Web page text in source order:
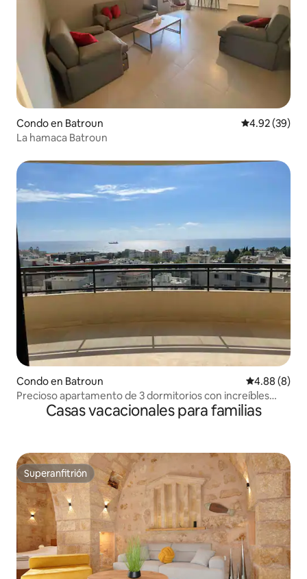
Condo en Batroun Calificación
4.92 (39)
La hamaca Batroun
Condo en Batroun Calificación
4.88 (8)
Precioso apartamento de 3 dormitorios con increíbles
vistas al mar
Casas vacacionales para familias
Superanfitrión
Superanfitrión